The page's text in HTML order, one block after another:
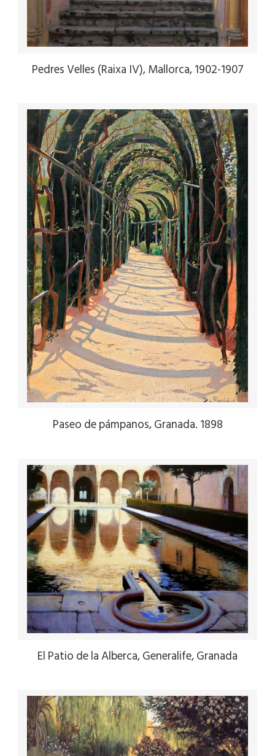
Pedres Velles (Raixa IV), Mallorca, 1902-1907
Paseo de pámpanos, Granada. 1898
El Patio de la Alberca, Generalife, Granada